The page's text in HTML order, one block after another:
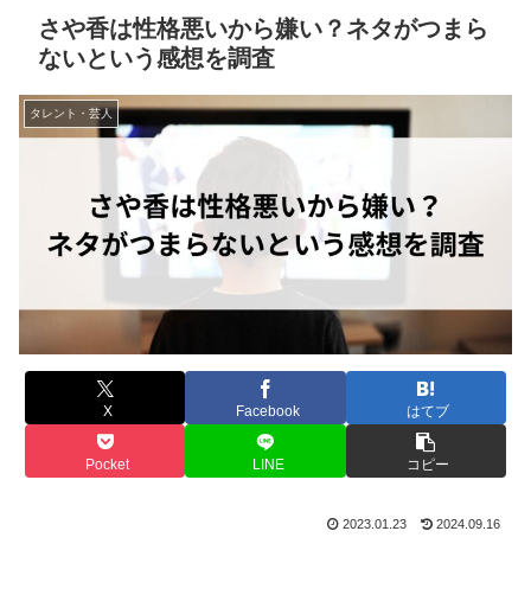
さや香は性格悪いから嫌い？ネタがつまら
ないという感想を調査
タレント・芸人
X Facebook はてブ
Pocket LINE コピー
2023.01.23 2024.09.16